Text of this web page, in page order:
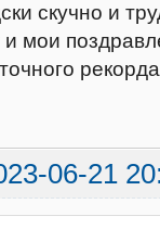
скучно и
и мои
06-21